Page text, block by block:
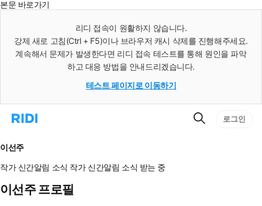
본문 바로가기
리디 접속이 원활하지 않습니다.
강제 새로 고침(Ctrl + F5)이나 브라우저 캐시 삭제를 진행해주세요.
계속해서 문제가 발생한다면 리디 접속 테스트를 통해 원인을 파악
하고 대응 방법을 안내드리겠습니다.
테스트 페이지로 이동하기
리
으
로
이
동
검
로그인
이선주
작가 신간알림 소식 작가 신간알림 소식 받는 중
이선주 프로필